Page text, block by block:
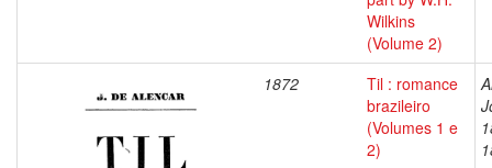
Wilkins
(Volume 2)
1872
Til : romance
brazileiro
(Volumes 1 e
2)